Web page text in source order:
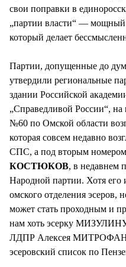
свои поправки в
„партии власти“ — мощный
который делает
Партии, допущенные до
утвердили региональные
здании Российской
„Справедливой России“,
№60 по Омской области
которая совсем недавно
СПС, а под вторым
КОСТЮКОВ, в недавнем
Народной партии. Хотя его
омского отделения эсеров,
может стать проходным и
нам хоть эсерку МИЗУЛИНУ
ЛДПР Алексея
эсеровский список по